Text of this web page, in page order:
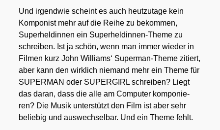
Und irgend­wie scheint es auch heut­zu­ta­ge kein
Kom­po­nist mehr auf die Rei­he zu bekom­men,
Super­hel­din­nen ein Super­hel­din­nen-The­me zu
schrei­ben. Ist ja schön, wenn man immer wie­der in
Fil­men kurz John Wil­liams‘ Super­man-The­me zitiert,
aber kann den wirk­lich nie­mand mehr ein The­me für
SUPERMAN oder SUPERGIRL schrei­ben? Liegt
das dar­an, dass die alle am Com­pu­ter kom­po­nie­
ren? Die Musik unter­stützt den Film ist aber sehr
belie­big und aus­wech­sel­bar. Und ein The­me fehlt.